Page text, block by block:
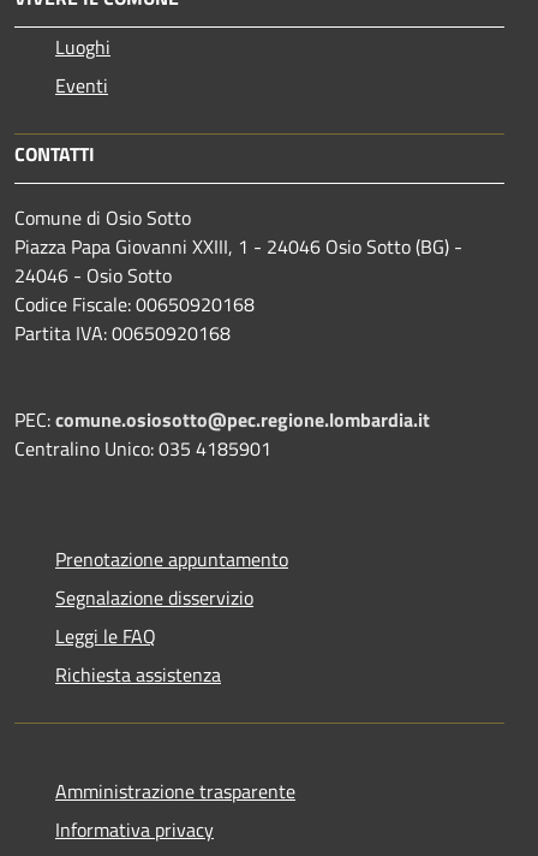
Luoghi
Eventi
CONTATTI
Comune di Osio Sotto
Piazza Papa Giovanni XXIII, 1 - 24046 Osio Sotto (BG) -
24046 - Osio Sotto
Codice Fiscale: 00650920168
Partita IVA: 00650920168
PEC:comune.osiosotto@pec.regione.lombardia.it
Centralino Unico: 035 4185901
Prenotazione appuntamento
Segnalazione disservizio
Leggi le FAQ
Richiesta assistenza
Amministrazione trasparente
Informativa privacy